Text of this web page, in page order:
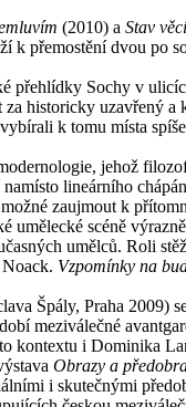
(2010) a Stav věcí
k přemostění dvou po
Sochy v
historicky uzavřený
k tomu místa
jehož
lineárního
zaujmout k
umělecké scéně
umělců. Roli
Vzpomínky na
Špály, Praha 2009)
meziválečné
kontextu i Dominika
Obrazy a
i skutečnými